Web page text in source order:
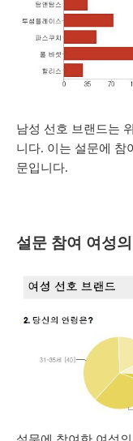
남성 선호 브랜드는
니다. 이는 설문에 참
문입니다.
설문 참여 여 성